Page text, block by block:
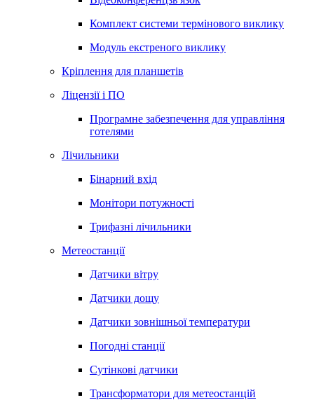
Комплект системи термінового виклику
Модуль екстреного виклику
Кріплення для планшетів
Ліцензії і ПО
Програмне забезпечення для управління
готелями
Лічильники
Бінарний вхід
Монітори потужності
Трифазні лічильники
Метеостанції
Датчики вітру
Датчики дощу
Датчики зовнішньої температури
Погодні станції
Сутінкові датчики
Трансформатори для метеостанцій